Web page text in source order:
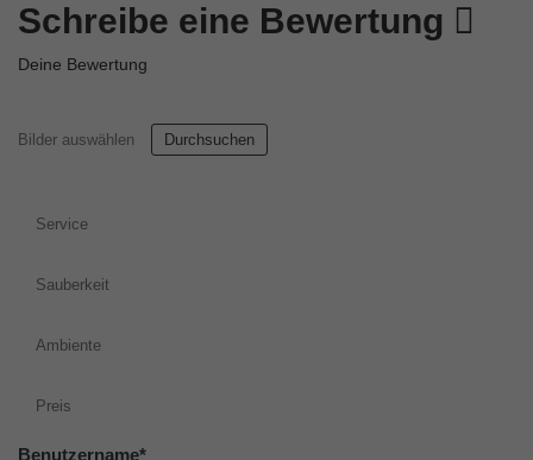
Schreibe eine Bewertung
Deine Bewertung
Bilder auswählen Durchsuchen
Service
Sauberkeit
Ambiente
Preis
Benutzername*